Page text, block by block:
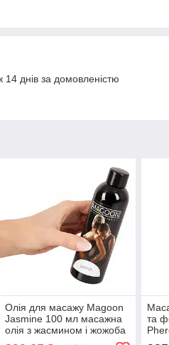
днів за домовленістю
Олія для масажу Magoon
Jasmine 100 мл масажна
олія з жасмином і жожоба
та